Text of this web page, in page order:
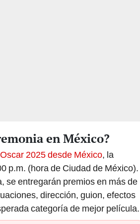
en México?
2025 desde México, la
p.m. (hora de Ciudad de México).
se entregarán premios en más de
dirección, guion, efectos
categoría de mejor película.